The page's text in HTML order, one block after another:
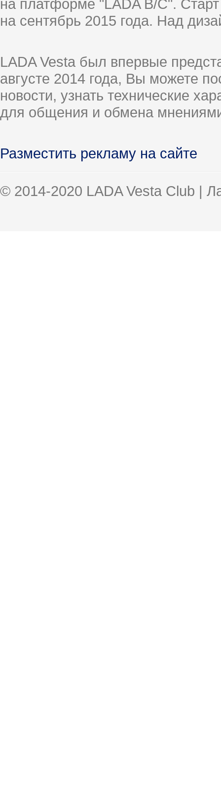
на платформе "LADA B/C".
на сентябрь 2015 года. Над
LADA Vesta был впервые
августе 2014 года, Вы можете
новости, узнать технические
для общения и обмена
Разместить рекламу на сайте
© 2014-2020 LADA Vesta Club |